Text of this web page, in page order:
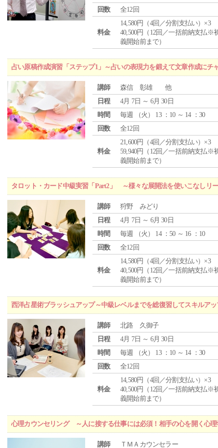
回数
全12回
料金
14,580円（4回／分割支払い）×3
40,500円（12回／一括前納支払※
義開始前まで）
占い原稿作成演習「ステップ1」～占いの表現力を鍛えて文章作成にチ
講師
森信 彰雄 他
日程
4月 7日 ～ 6月 30日
時間
毎週 （火 ） 13 ：10 ～ 14 ：30
回数
全12回
料金
21,600円（4回／分割支払い）×3
59,940円（12回／一括前納支払※
義開始前まで）
タロット・カード中級実習「Part2」 ～様々な展開法を使いこなしリ
講師
狩野 みどり
日程
4月 7日 ～ 6月 30日
時間
毎週 （火 ） 14 ：50 ～ 16 ：10
回数
全12回
料金
14,580円（4回／分割支払い）×3
40,500円（12回／一括前納支払※
義開始前まで）
西洋占星術ブラッシュアップ～中級レベルまでを総復習してスキルア
講師
北路 久御子
日程
4月 7日 ～ 6月 30日
時間
毎週 （火 ） 13 ：10 ～ 14 ：30
回数
全12回
料金
14,580円（4回／分割支払い）×3
40,500円（12回／一括前納支払※
義開始前まで）
心理カウンセリング ～人に接する仕事には必須！相手の心を開く心理
講師 ＴＭＡカウンセラー